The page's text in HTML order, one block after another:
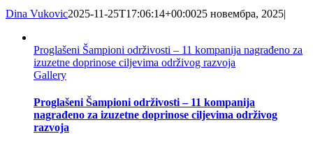
Dina Vukovic2025-11-25T17:06:14+00:0025 новембра, 2025|
Proglašeni Šampioni održivosti – 11 kompanija nagrađeno za
izuzetne doprinose ciljevima održivog razvoja
Gallery
Proglašeni Šampioni održivosti – 11 kompanija
nagrađeno za izuzetne doprinose ciljevima održivog
razvoja